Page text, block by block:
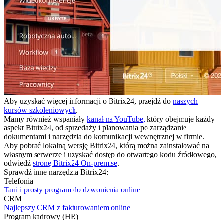
Aby uzyskać więcej informacji o Bitrix24, przejdź do naszych
kursów szkoleniowych.
Mamy również wspaniały kanał na YouTube, który obejmuje każdy
aspekt Bitrix24, od sprzedaży i planowania po zarządzanie
dokumentami i narzędzia do komunikacji wewnętrznej w firmie.
Aby pobrać lokalną wersję Bitrix24, którą można zainstalować na
własnym serwerze i uzyskać dostęp do otwartego kodu źródłowego,
odwiedź stronę Bitrix24 On-premise.
Sprawdź inne narzędzia Bitrix24:
Telefonia
Tani i prosty program do dzwonienia online
CRM
Najlepszy CRM z fakturowaniem online
Program kadrowy (HR)